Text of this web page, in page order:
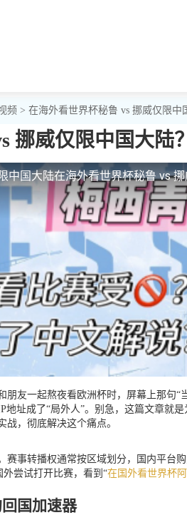
频 > 在海外看世界杯秘鲁 vs 挪威仅限
挪威仅限中国大
中国大陆在海外看世界杯秘鲁 vs
朋友一起熬夜看欧洲杯时，屏幕上那句
地址成了“局外人”。别急，这篇文章
，彻底解决这个痛点。
赛事转播权通常按区域划分，国内平台
尝试打开比赛，看到“在国外看世界杯
国加速器